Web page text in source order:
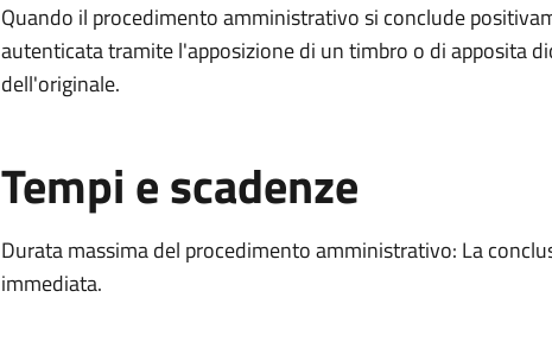
Quando il procedimento amministrativo si conclude
autenticata tramite l'apposizione di un timbro o di apposita
dell'originale.
Tempi e scadenze
Durata massima del procedimento amministrativo: La
immediata.